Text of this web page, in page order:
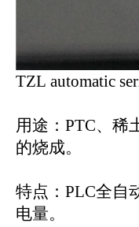
TZL automatic
用途：PTC、稀
的烧成。
特点：PLC全自
电量。